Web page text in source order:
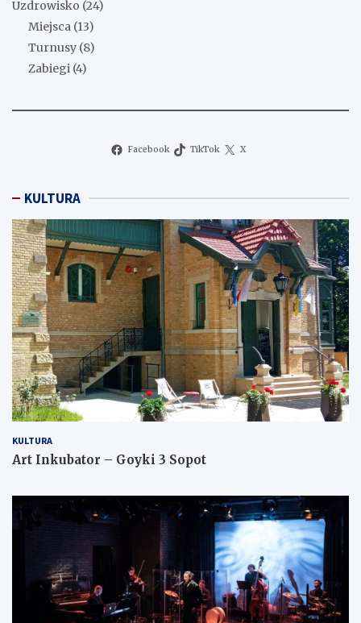
Uzdrowisko (24)
Miejsca (13)
Turnusy (8)
Zabiegi (4)
Facebook TikTok X
KULTURA
KULTURA
Art Inkubator – Goyki 3 Sopot